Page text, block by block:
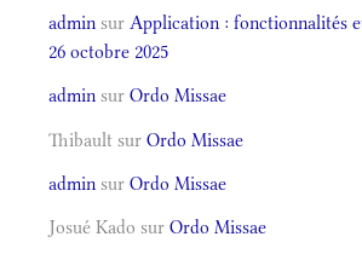
admin sur Application : fonctionnalités
26 octobre 2025
admin sur Ordo Missae
Thibault sur Ordo Missae
admin sur Ordo Missae
Josué Kado sur Ordo Missae